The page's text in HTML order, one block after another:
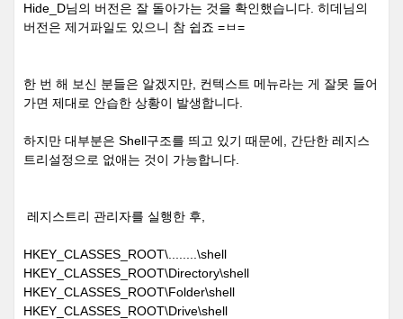
Hide_D님의 버전은 잘 돌아가는 것을 확인했습니다. 히데님의
버전은 제거파일도 있으니 참 쉽죠 =ㅂ=
한 번 해 보신 분들은 알겠지만, 컨텍스트 메뉴라는 게 잘못 들어
가면 제대로 안습한 상황이 발생합니다.
하지만 대부분은 Shell구조를 띄고 있기 때문에, 간단한 레지스
트리설정으로 없애는 것이 가능합니다.
레지스트리 관리자를 실행한 후,
HKEY_CLASSES_ROOT\........\shell
HKEY_CLASSES_ROOT\Directory\shell
HKEY_CLASSES_ROOT\Folder\shell
HKEY_CLASSES_ROOT\Drive\shell